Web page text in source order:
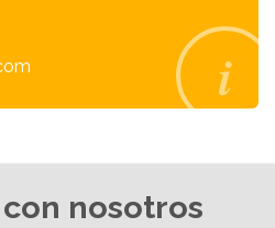
nosotros